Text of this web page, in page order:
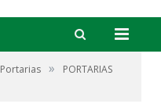
Portarias »
PORTARIAS